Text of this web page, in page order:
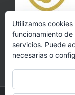
Utilizamos
funcionamiento
servicios. Puede
necesarias o